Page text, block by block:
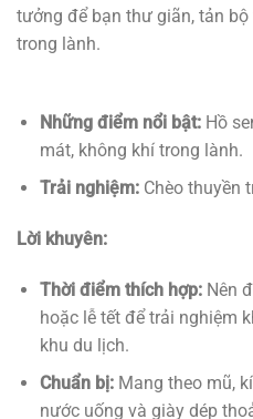
tưởng để bạn thư giãn, tản
trong lành.
Những điểm nổi bật:Hồ
mát, không khí trong lành.
Trải nghiệm:Chèo thuyền
Lời khuyên:
Thời điểm thích hợp:Nên
hoặc lễ tết để trải nghiệm
khu du lịch.
Chuẩn bị:Mang theo mũ,
nước uống và giày dép